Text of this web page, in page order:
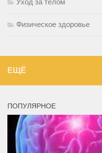
Уход за телом
Физическое здоровье
ЕЩЁ
ПОПУЛЯРНОЕ